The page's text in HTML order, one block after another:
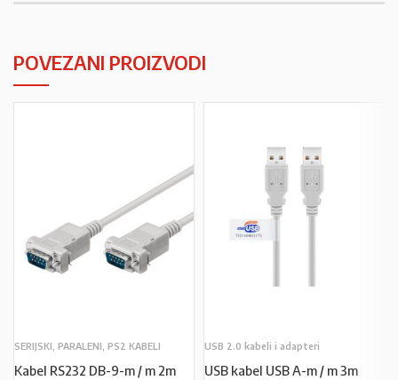
POVEZANI PROIZVODI
SERIJSKI, PARALENI, PS2 KABELI
Kabel RS232 DB-9-m / m 2m
USB 2.0 kabeli i adapteri
USB kabel USB A-m / m 3m